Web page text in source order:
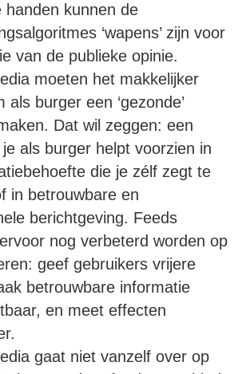
handen kunnen de
‘wapens’ zijn voor
van de publieke opinie.
moeten het makkelijker
als burger een ‘gezonde’
Dat wil zeggen: een
je als burger helpt voorzien in
die je zélf zegt te
in betrouwbare en
berichtgeving. Feeds
nog verbeterd worden op
geef gebruikers vrijere
betrouwbare informatie
en meet effecten
gaat niet vanzelf over op